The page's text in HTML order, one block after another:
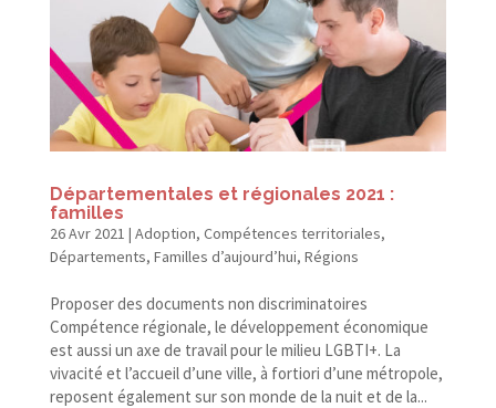
Départementales et régionales 2021 :
familles
26 Avr 2021 | Adoption, Compétences territoriales,
Départements, Familles d’aujourd’hui, Régions
Proposer des documents non discriminatoires
Compétence régionale, le développement économique
est aussi un axe de travail pour le milieu LGBTI+. La
vivacité et l’accueil d’une ville, à fortiori d’une métropole,
reposent également sur son monde de la nuit et de la...